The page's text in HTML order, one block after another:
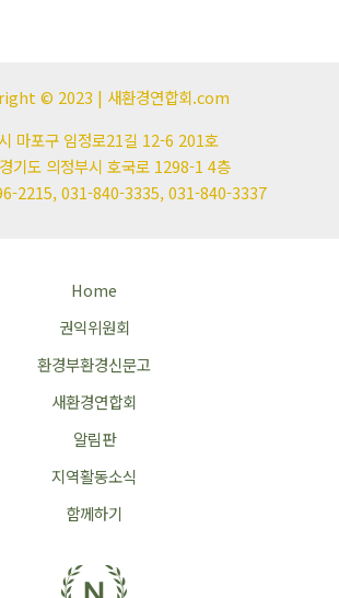
© 2023 | 새환경연합회.com
마포구 임정로21길 12-6 201호
기도 의정부시 호국로 1298-1 4층
2215, 031-840-3335, 031-840-3337
Home
권익위원회
환경부환경신문고
새환경연합회
알림판
지역활동소식
함께하기